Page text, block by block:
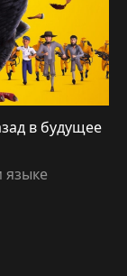
в будущее
языке